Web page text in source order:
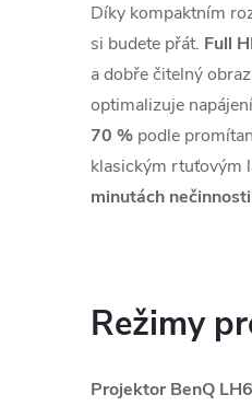
Díky kompaktním
si budete přát. Full
a dobře čitelný
optimalizuje
70 % podle
klasickým rtuťovým
minutách nečinnosti
Režimy
Projektor BenQ